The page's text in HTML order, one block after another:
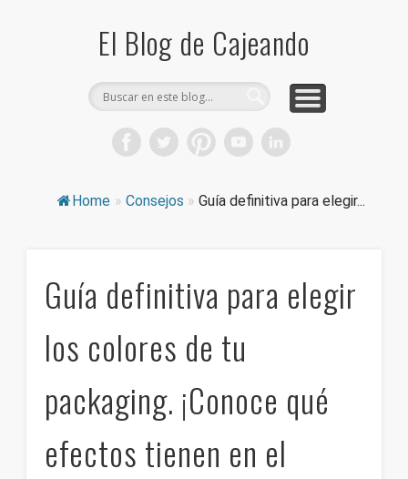
El Blog de Cajeando
Home » Consejos » Guía definitiva para elegir...
Guía definitiva para elegir
los colores de tu
packaging. ¡Conoce qué
efectos tienen en el